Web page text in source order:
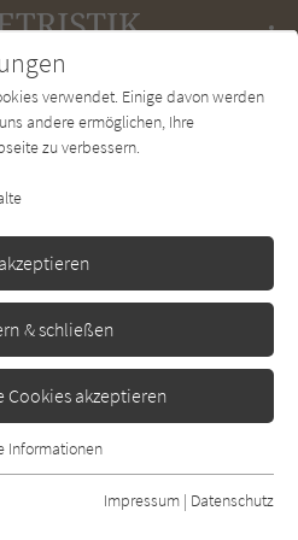
Charts Newsletter
immer
3
verwendet. Einige davon werden
andere ermöglichen, Ihre
zu verbessern.
& schließen
Cookies akzeptieren
Funktionen der
dass die Webseite
Informationen
Impressum | Datenschutz